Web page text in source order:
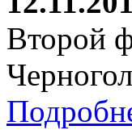
Второй